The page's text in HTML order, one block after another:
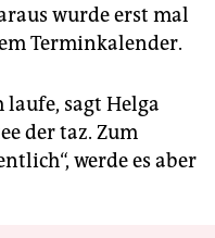
wurde erst mal
Terminkalender.
laufe, sagt Helga
der taz. Zum
werde es aber